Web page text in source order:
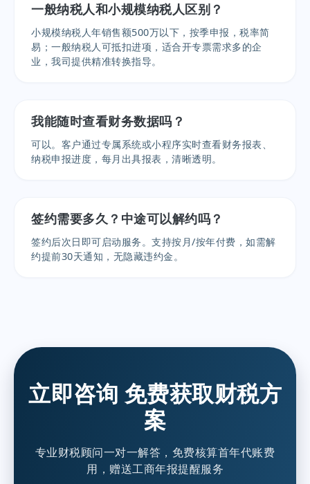
一般纳税人和小规模纳税人区别？
小规模纳税人年销售额500万以下，按季申报，税率简
易；一般纳税人可抵扣进项，适合开专票需求多的企
业，我司提供精准转换指导。
我能随时查看财务数据吗？
可以。客户通过专属系统或小程序实时查看财务报表、
纳税申报进度，每月出具报表，清晰透明。
签约需要多久？中途可以解约吗？
签约后次日即可启动服务。支持按月/按年付费，如需解
约提前30天通知，无隐藏违约金。
立即咨询 免费获取财税方
案
专业财税顾问一对一解答，免费核算首年代账费
用，赠送工商年报提醒服务